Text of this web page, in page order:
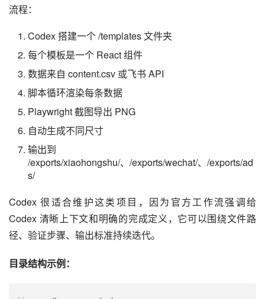
流程：
Codex 搭建一个 /templates 文件夹
每个模板是一个 React 组件
数据来自 content.csv 或飞书 API
脚本循环渲染每条数据
Playwright 截图导出 PNG
自动生成不同尺寸
输出到
/exports/xiaohongshu/、/exports/wechat/、/exports/ad
s/
Codex 很适合维护这类项目，因为官方工作流强调给
Codex 清晰上下文和明确的完成定义，它可以围绕文件路
径、验证步骤、输出标准持续迭代。
目录结构示例：